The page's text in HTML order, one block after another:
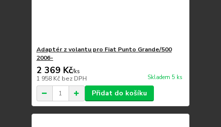
Adaptér z volantu pro Fiat Punto Grande/500
2006-
2 369 Kč/ks
1 958 Kč bez DPH Skladem 5 ks
Přidat do košíku